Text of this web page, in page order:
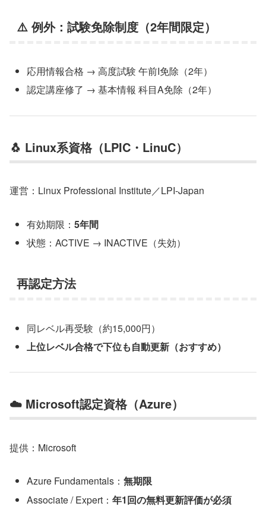
⚠️ 例外：試験免除制度（2年間限定）
応用情報合格 → 高度試験 午前I免除（2年）
認定講座修了 → 基本情報 科目A免除（2年）
🐧 Linux系資格（LPIC・LinuC）
運営：Linux Professional Institute／LPI-Japan
有効期限：5年間
状態：ACTIVE → INACTIVE（失効）
再認定方法
同レベル再受験（約15,000円）
上位レベル合格で下位も自動更新（おすすめ）
☁️ Microsoft認定資格（Azure）
提供：Microsoft
Azure Fundamentals：無期限
Associate / Expert：年1回の無料更新評価が必須